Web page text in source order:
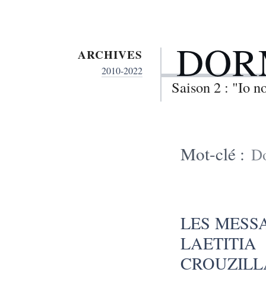
Saison 2 : "Io
Mot-clé :
LES
ARCHIVES
2010-2022